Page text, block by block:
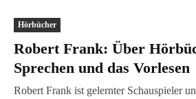
Hörbücher
Robert Frank: Über
Sprechen und das Vorlesen
Robert Frank ist gelernter Schauspieler